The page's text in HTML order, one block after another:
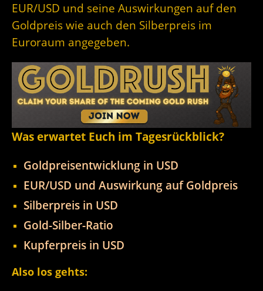
EUR/USD und seine Auswirkungen auf den
Goldpreis wie auch den Silberpreis im
Euroraum angegeben.
Was erwartet Euch im Tagesrückblick?
Goldpreisentwicklung in USD
EUR/USD und Auswirkung auf Goldpreis
Silberpreis in USD
Gold-Silber-Ratio
Kupferpreis in USD
Also los gehts: